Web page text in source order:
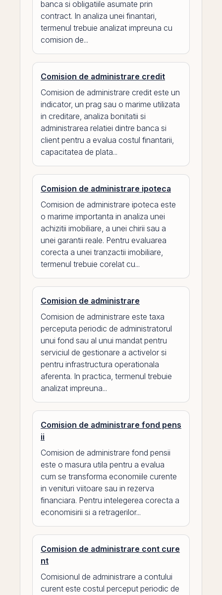
banca si obligatiile asumate prin
contract. In analiza unei finantari,
termenul trebuie analizat impreuna cu
comision de...
Comision de administrare credit
Comision de administrare credit este un
indicator, un prag sau o marime utilizata
in creditare, analiza bonitatii si
administrarea relatiei dintre banca si
client pentru a evalua costul finantarii,
capacitatea de plata...
Comision de administrare ipoteca
Comision de administrare ipoteca este
o marime importanta in analiza unei
achizitii imobiliare, a unei chirii sau a
unei garantii reale. Pentru evaluarea
corecta a unei tranzactii imobiliare,
termenul trebuie corelat cu...
Comision de administrare
Comision de administrare este taxa
perceputa periodic de administratorul
unui fond sau al unui mandat pentru
serviciul de gestionare a activelor si
pentru infrastructura operationala
aferenta. In practica, termenul trebuie
analizat impreuna...
Comision de administrare fond pens
ii
Comision de administrare fond pensii
este o masura utila pentru a evalua
cum se transforma economiile curente
in venituri viitoare sau in rezerva
financiara. Pentru intelegerea corecta a
economisirii si a retragerilor...
Comision de administrare cont cure
nt
Comisionul de administrare a contului
curent este costul perceput periodic de